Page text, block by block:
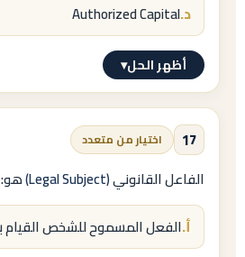
د.Authorized Capital
أظهر الحل▾
الإجابة النموذجية
ب.
= ستار الشركة / الحجاب المؤسسي،
17 اختيار من متعدد
الفاعل القانوني(Legal Subject)هو:
أ.الفعل المسموح للشخص القيام